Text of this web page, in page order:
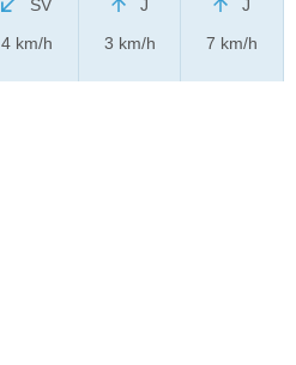
SV
4 km/h
J
3 km/h
J
7 km/h